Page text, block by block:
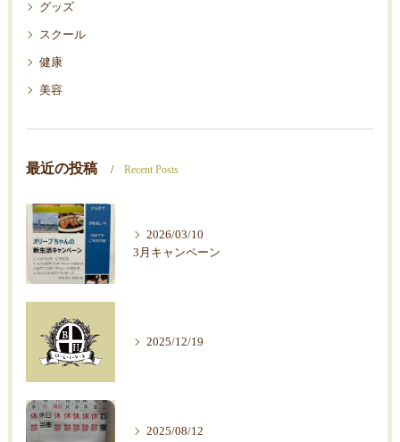
グッズ
スクール
健康
美容
最近の投稿 Recent Posts
2026/03/10
3月キャンペーン
2025/12/19
2025/08/12